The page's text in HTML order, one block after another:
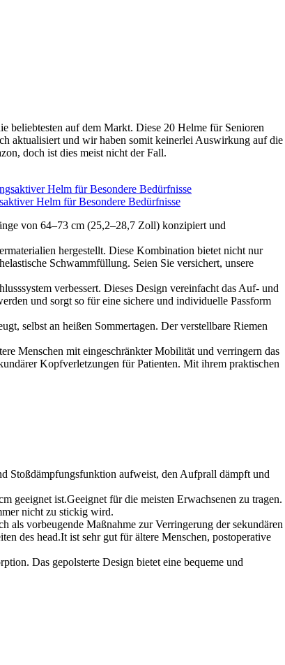
beliebtesten auf dem Markt. Diese 20 Helme für Senioren
aktualisiert und wir haben somit keinerlei Auswirkung auf die
doch ist dies meist nicht der Fall.
Helm für Besondere Bedürfnisse
von 64–73 cm (25,2–28,7 Zoll) konzipiert und
hergestellt. Diese Kombination bietet nicht nur
Schwammfüllung. Seien Sie versichert, unsere
verbessert. Dieses Design vereinfacht das Auf- und
und sorgt so für eine sichere und individuelle Passform
selbst an heißen Sommertagen. Der verstellbare Riemen
Menschen mit eingeschränkter Mobilität und verringern das
Kopfverletzungen für Patienten. Mit ihrem praktischen
Stoßdämpfungsfunktion aufweist, den Aufprall dämpft und
geeignet ist.Geeignet für die meisten Erwachsenen zu tragen.
nicht zu stickig wird.
als vorbeugende Maßnahme zur Verringerung der sekundären
des head.It ist sehr gut für ältere Menschen, postoperative
Das gepolsterte Design bietet eine bequeme und